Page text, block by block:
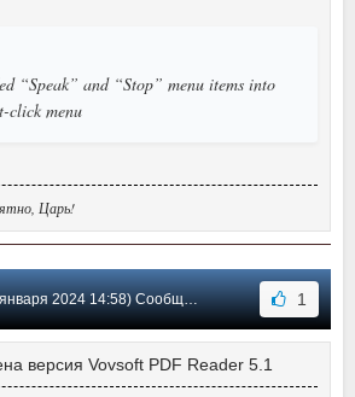
“Speak” and “Stop” menu items into
click menu
Царь!
2024 14:58) Сообщение #14 1
версия Vovsoft PDF Reader 5.1